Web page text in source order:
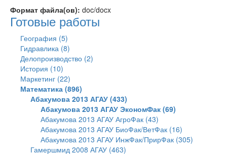
Формат файла(ов): doc/docx
Готовые работы
География (5)
Гидравлика (8)
Делопроизводство (2)
История (10)
Маркетинг (22)
Математика (896)
Абакумова 2013 АГАУ (433)
Абакумова 2013 АГАУ ЭкономФак (69)
Абакумова 2013 АГАУ АгроФак (43)
Абакумова 2013 АГАУ БиоФак/ВетФак (16)
Абакумова 2013 АГАУ ИнжФак/ПрирФак (305)
Гамершмид 2008 АГАУ (463)